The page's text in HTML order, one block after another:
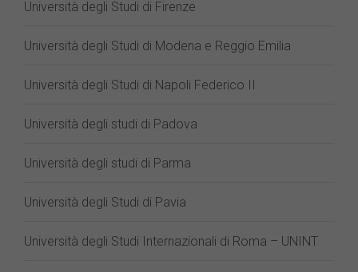
Università degli Studi di Firenze
Università degli Studi di Modena e Reggio Emilia
Università degli Studi di Napoli Federico II
Università degli studi di Padova
Università degli studi di Parma
Università degli Studi di Pavia
Università degli Studi Internazionali di Roma – UNINT